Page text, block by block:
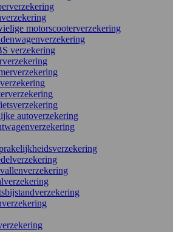
motorscooterverzekering
verzekering
autoverzekering